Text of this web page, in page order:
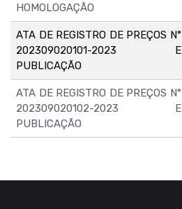
HOMOLOGAÇÃO
ATA DE REGISTRO DE PREÇOS N°
202309020101-2023 E
PUBLICAÇÃO
ATA DE REGISTRO DE PREÇOS N°
202309020102-2023 E
PUBLICAÇÃO